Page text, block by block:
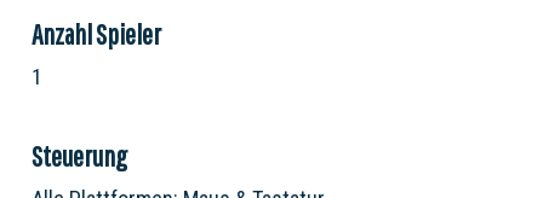
Anzahl Spieler
1
Steuerung